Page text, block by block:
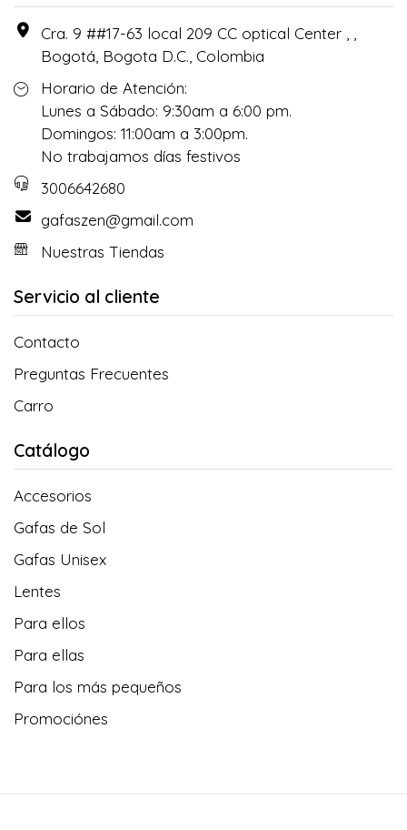
Cra. 9 ##17-63 local 209 CC optical Center , ,
Bogotá, Bogota D.C., Colombia
Horario de Atención:
Lunes a Sábado: 9:30am a 6:00 pm.
Domingos: 11:00am a 3:00pm.
No trabajamos días festivos
3006642680
gafaszen@gmail.com
Nuestras Tiendas
Servicio al cliente
Contacto
Preguntas Frecuentes
Carro
Catálogo
Accesorios
Gafas de Sol
Gafas Unisex
Lentes
Para ellos
Para ellas
Para los más pequeños
Promociónes